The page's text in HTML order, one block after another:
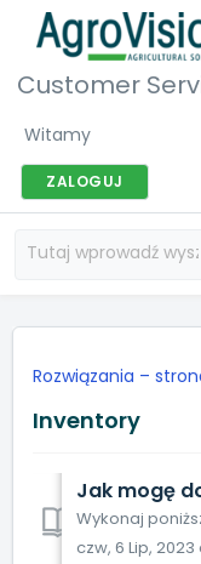
Customer
Witamy
ZALOGUJ
Rozwiązania –
Inventory
Jak mogę
czw, 6 Lip, 2023